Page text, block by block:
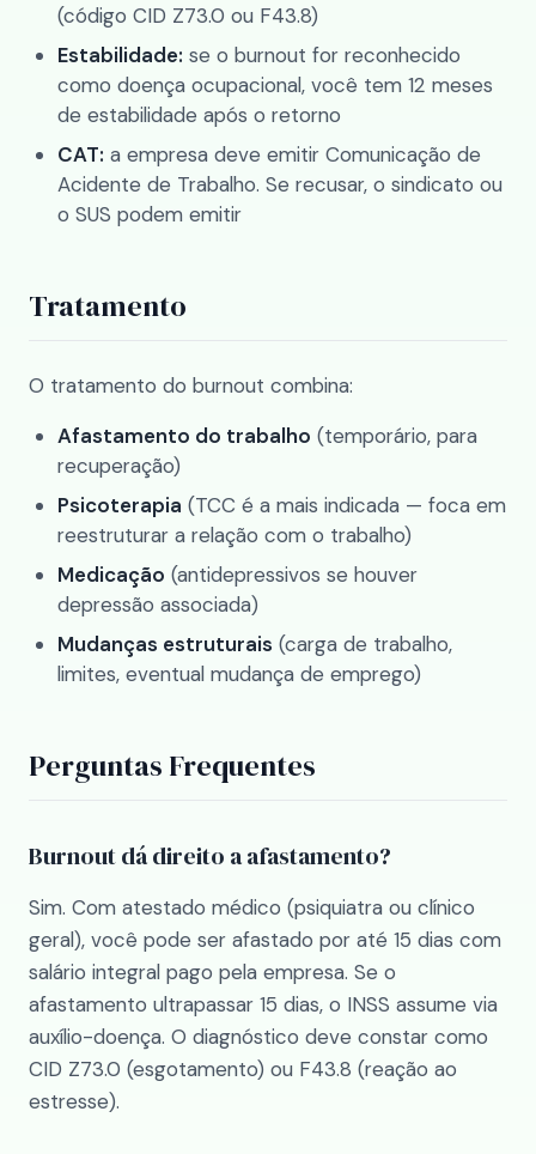
(código CID Z73.0 ou F43.8)
Estabilidade: se o burnout for reconhecido
como doença ocupacional, você tem 12 meses
de estabilidade após o retorno
CAT: a empresa deve emitir Comunicação de
Acidente de Trabalho. Se recusar, o sindicato ou
o SUS podem emitir
Tratamento
O tratamento do burnout combina:
Afastamento do trabalho (temporário, para
recuperação)
Psicoterapia (TCC é a mais indicada — foca em
reestruturar a relação com o trabalho)
Medicação (antidepressivos se houver
depressão associada)
Mudanças estruturais (carga de trabalho,
limites, eventual mudança de emprego)
Perguntas Frequentes
Burnout dá direito a afastamento?
Sim. Com atestado médico (psiquiatra ou clínico
geral), você pode ser afastado por até 15 dias com
salário integral pago pela empresa. Se o
afastamento ultrapassar 15 dias, o INSS assume via
auxílio-doença. O diagnóstico deve constar como
CID Z73.0 (esgotamento) ou F43.8 (reação ao
estresse).